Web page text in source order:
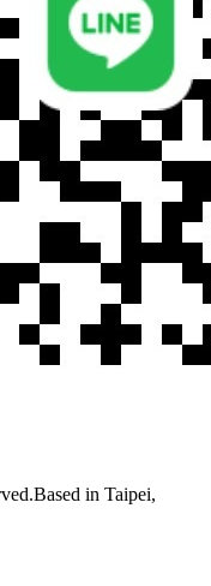
Based in Taipei,